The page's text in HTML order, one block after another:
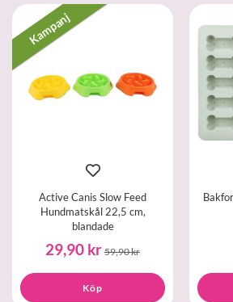
Kampanj
Active Canis Slow Feed
Hundmatskål 22,5 cm,
blandade
29,90 kr 59,90 kr
Köp